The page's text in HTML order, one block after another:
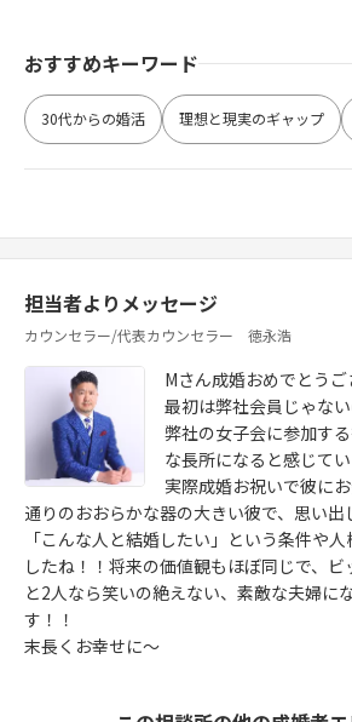
おすすめキーワード
30代からの婚活 理想と現実のギャップ
担当者よりメッセージ
カウンセラー/代表カウンセラー 徳永浩
Mさん成婚おめでとうご
最初は弊社会員じゃな
弊社の女子会に参加す
な長所になると感じてい
実際成婚お祝いで彼に
通りのおおらかな器の大きい彼で、思い
「こんな人と結婚したい」という条件や
したね！！将来の価値観もほぼ同じで、
と2人なら笑いの絶えない、素敵な夫婦に
す！！
末長くお幸せに〜